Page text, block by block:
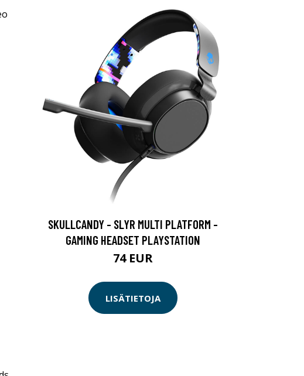
SKULLCANDY - SLYR MULTI PLATFORM -
GAMING HEADSET PLAYSTATION
74 EUR
LISÄTIETOJA